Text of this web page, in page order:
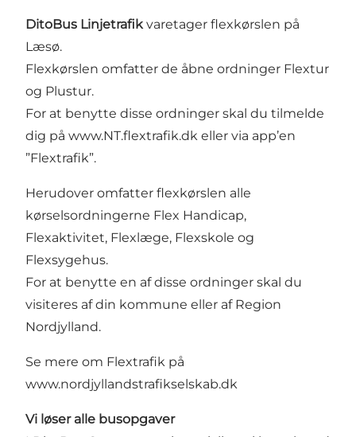
DitoBus Linjetrafikvaretager flexkørslen på
Læsø.
Flexkørslen omfatter de åbne ordninger Flextur
og Plustur.
For at benytte disse ordninger skal du tilmelde
dig på www.NT.flextrafik.dk eller via app’en
”Flextrafik”.
Herudover omfatter flexkørslen alle
kørselsordningerne Flex Handicap,
Flexaktivitet, Flexlæge, Flexskole og
Flexsygehus.
For at benytte en af disse ordninger skal du
visiteres af din kommune eller af Region
Nordjylland.
Se mere om Flextrafik på
www.nordjyllandstrafikselskab.dk
Vi løser alle busopgaver